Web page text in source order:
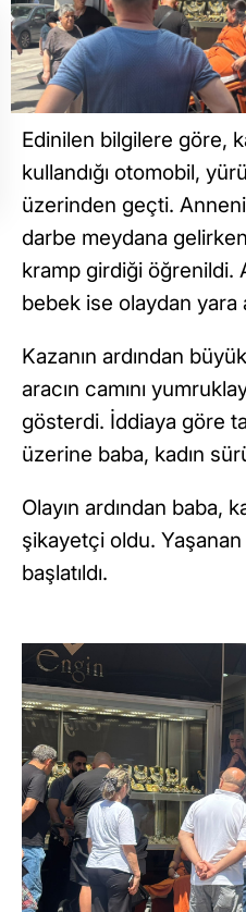
Edinilen bilgilere göre,
kullandığı otomobil,
üzerinden geçti.
darbe meydana
kramp girdiği öğrenildi.
bebek ise olaydan yara
Kazanın ardından
aracın camını
gösterdi. İddiaya göre
üzerine baba, kadın
Olayın ardından baba,
şikayetçi oldu.
başlatıldı.